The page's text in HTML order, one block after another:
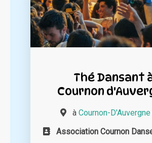
Thé Dansant
Cournon
à Cournon-
Association Cournon